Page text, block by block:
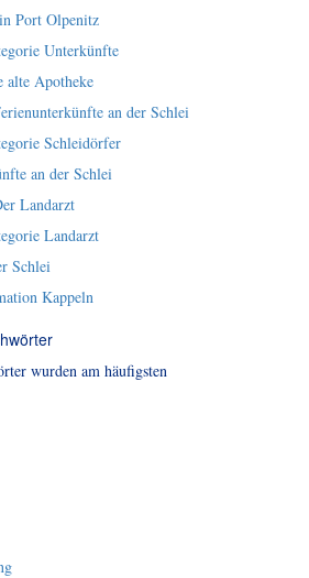
Port Olpenitz
Unterkünfte
alte Apotheke
an der Schlei
Schleidörfer
an der Schlei
Landarzt
Landarzt
Schlei
Kappeln
wurden am häufigsten